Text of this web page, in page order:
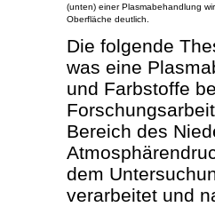
(unten) einer Plasmabehandlung
Oberfläche deutlich.
Die folgende
was eine
und Farbstoffe
Bereich des
dem
verarbeitet und